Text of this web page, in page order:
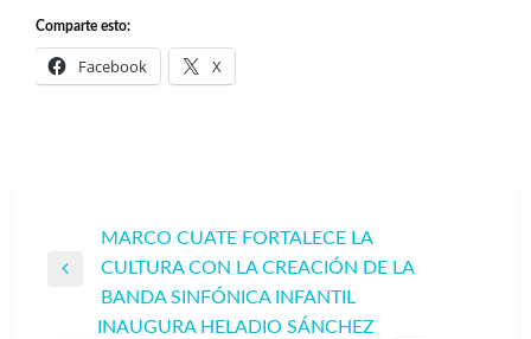
Comparte esto:
Facebook X
Navegación
de
entradas
MARCO CUATE FORTALECE LA
CULTURA CON LA CREACIÓN DE LA
BANDA SINFÓNICA INFANTIL
INAUGURA HELADIO SÁNCHEZ